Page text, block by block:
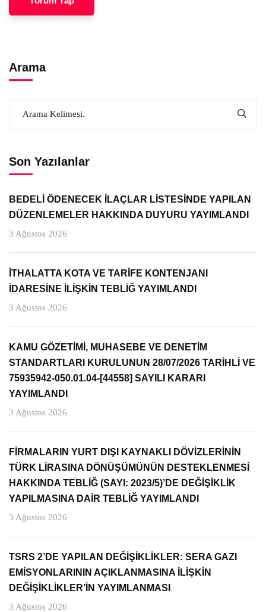
Arama
Son Yazılanlar
BEDELİ ÖDENECEK İLAÇLAR LİSTESİNDE YAPILAN
DÜZENLEMELER HAKKINDA DUYURU YAYIMLANDI
3 Ağustos 2026
İTHALATTA KOTA VE TARİFE KONTENJANI
İDARESİNE İLİŞKİN TEBLİĞ YAYIMLANDI
3 Ağustos 2026
KAMU GÖZETİMİ, MUHASEBE VE DENETİM
STANDARTLARI KURULUNUN 28/07/2026 TARİHLİ VE
75935942-050.01.04-[44558] SAYILI KARARI
YAYIMLANDI
3 Ağustos 2026
FİRMALARIN YURT DIŞI KAYNAKLI DÖVİZLERİNİN
TÜRK LİRASINA DÖNÜŞÜMÜNÜN DESTEKLENMESİ
HAKKINDA TEBLİĞ (SAYI: 2023/5)’DE DEĞİŞİKLİK
YAPILMASINA DAİR TEBLİĞ YAYIMLANDI
3 Ağustos 2026
TSRS 2’DE YAPILAN DEĞİŞİKLİKLER: SERA GAZI
EMİSYONLARININ AÇIKLANMASINA İLİŞKİN
DEĞİŞİKLİKLER’İN YAYIMLANMASI
3 Ağustos 2026